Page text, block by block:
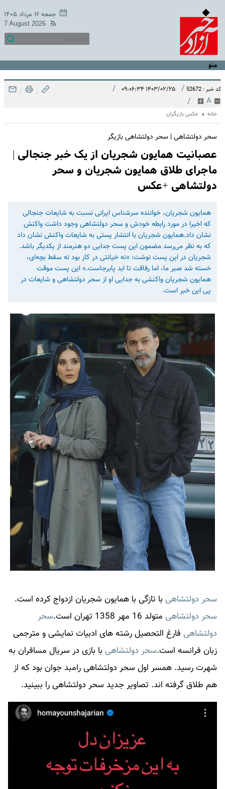
جمعه ۱۶ مرداد ۱۴۰۵
7 August 2026
منو
کد خبر : 52672 / ۱۴۰۳/۰۲/۲۵ ۰۹:۰۶:۳۴ /
A
/
/
/
خانه عکس بازیگران
سحر دولتشاهی | سحر دولتشاهی بازیگر
عصبانیت همایون شجریان از یک خبر جنجالی |
ماجرای طلاق همایون شجریان و سحر
دولتشاهی +عکس
همایون شجریان، خواننده سرشناس ایرانی نسبت به شایعات جنجالی
که اخیرا در مورد رابطه خودش و سحر دولتشاهی وجود داشت واکنش
نشان داد.همایون شجریان با انتشار پستی به شایعات واکنش نشان داد
که به نظر می‌رسد مضمون این پست جدایی دو هنرمند از یکدیگر باشد.
شجریان در این پست نوشت: «نه خیانتی در کار بود نه سقط بچه‌ای،
خسته شد صبر ما، اما رفاقت تا ابد پابرجاست.» این پست موقت
همایون شجریان واکنشی به جدایی او از سحر دولتشاهی و شایعات در
پی این خبر است.
سحر دولتشاهی با تازگی با همایون شجریان ازدواج کرده است.
سحر دولتشاهی متولد 16 مهر 1358 تهران است.
سحر
دولتشاهی فارغ التحصیل رشته های ادبیات نمایشی و مترجمی
زبان فرانسه است.سحر دولتشاهی با بازی در سریال مسافران به
شهرت رسید. همسر اولسحر دولتشاهیرامبد جوان بود که از
هم طلاق گرفته اند. تصاویر جدید سحر دولتشاهی را ببینید.